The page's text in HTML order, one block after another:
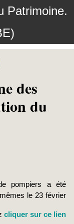
Patrimoine.
des
du
pompiers a été
le 23 février
cliquer sur ce lien